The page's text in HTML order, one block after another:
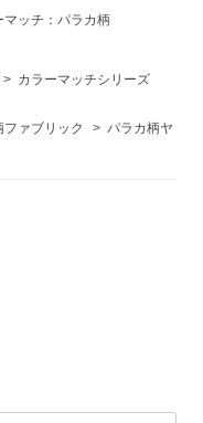
マッチ：パラカ柄
> カラーマッチシリーズ
ファブリック > パラカ柄ヤ